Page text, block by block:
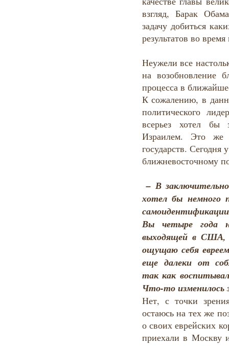
взгляд, Барак
задачу добиться
результатов во
Неужели все
на возобновление
процесса в
К сожалению, в
политического
всерьез хотел бы
Израилем. Это же
государств. Сегодня
ближневосточному
–В
хотел бы немного
Вы четыре года
выходящей в США,
ощущаю себя
еще далеки от
так как
Что-то изменилось
Нет, с точки
остаюсь на тех же
о своих еврейских
приехали в Москву